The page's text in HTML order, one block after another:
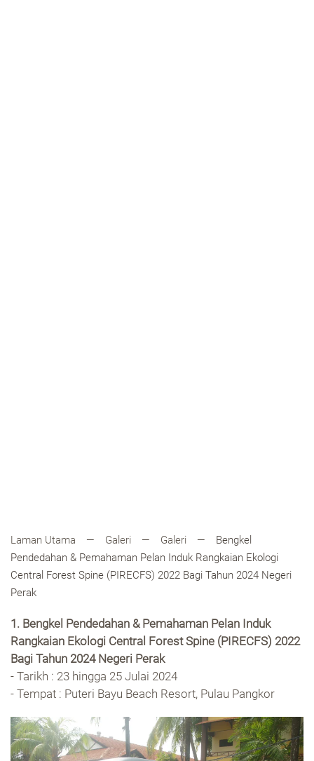
Laman Utama Galeri Galeri
Bengkel
Pendedahan & Pemahaman Pelan Induk Rangkaian Ekologi
Central Forest Spine (PIRECFS) 2022 Bagi Tahun 2024 Negeri
Perak
1. Bengkel Pendedahan & Pemahaman Pelan Induk
Rangkaian Ekologi Central Forest Spine (PIRECFS) 2022
Bagi Tahun 2024 Negeri Perak
- Tarikh : 23 hingga 25 Julai 2024
- Tempat : Puteri Bayu Beach Resort, Pulau Pangkor